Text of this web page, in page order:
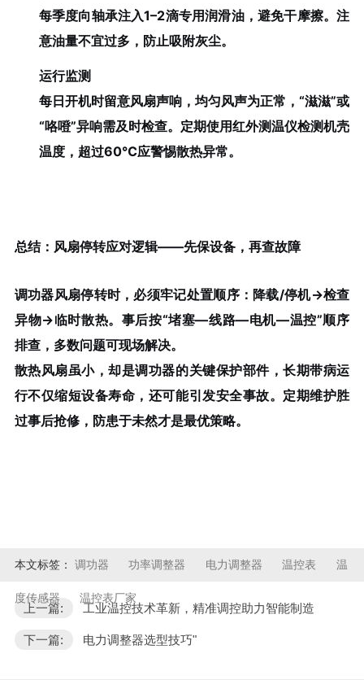
每季度向轴承注入1–2滴专用润滑油，避免干摩擦。注
意油量不宜过多，防止吸附灰尘。
运行监测
每日开机时留意风扇声响，均匀风声为正常，“滋滋”或
“咯噔”异响需及时检查。定期使用红外测温仪检测机壳
温度，超过60℃应警惕散热异常。
总结：风扇停转应对逻辑——先保设备，再查故障
调功器风扇停转时，必须牢记处置顺序：降载/停机→检查
异物→临时散热。事后按“堵塞—线路—电机—温控”顺序
排查，多数问题可现场解决。
散热风扇虽小，却是调功器的关键保护部件，长期带病运
行不仅缩短设备寿命，还可能引发安全事故。定期维护胜
过事后抢修，防患于未然才是最优策略。
本文标签： 调功器 功率调整器 电力调整器 温控表 温
度传感器 温控表厂家
上一篇: 工业温控技术革新，精准调控助力智能制造
下一篇: 电力调整器选型技巧"